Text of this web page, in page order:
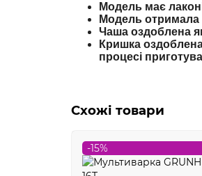
Модель має
Модель отримала
Чаша оздоблена
Кришка
процесі
Схожі товари
-15%